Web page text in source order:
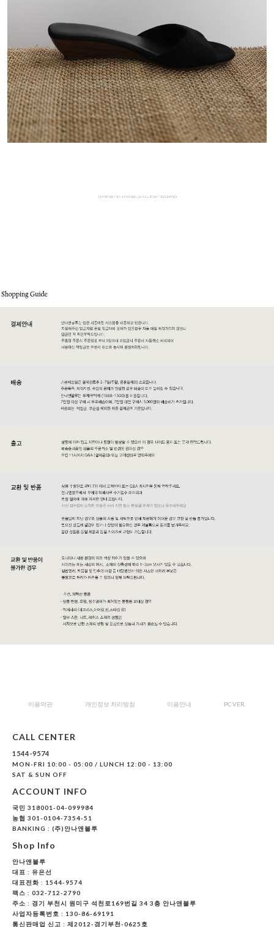
이용약관 개인정보 처리방침 이용안내 PC VER.
CALL CENTER
1544-9574
MON-FRI 10:00 - 05:00 / LUNCH 12:00 - 13:00
SAT & SUN OFF
ACCOUNT INFO
국민 318001-04-099984
농협 301-0104-7354-51
BANKING : (주)안나앤블루
Shop Info
안나앤블루
대표 : 유은선
대표전화 : 1544-9574
팩스 : 032-712-2790
주소 : 경기 부천시 원미구 석천로169번길 34 3층 안나앤블루
사업자등록번호 : 130-86-69191
통신판매업 신고 : 제2012-경기부천-0625호